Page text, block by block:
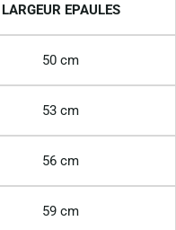
LARGEUR EPAULES
50 cm
53 cm
56 cm
59 cm